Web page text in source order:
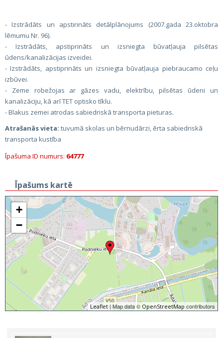
- Izstrādāts un apstirināts detālplānojums (2007.gada 23.oktobra
lēmumu Nr. 96).
- Izstrādāts, apstiprināts un izsniegta būvatļauja pilsētas
ūdens/kanalizācijas izveidei.
- Izstrādāts, apstiprināts un izsniegta būvatļauja piebraucamo ceļu
izbūvei.
- Zeme robežojas ar gāzes vadu, elektrību, pilsētas ūdeni un
kanalizāciju, kā arī TET optisko tīklu.
- Blakus zemei atrodas sabiedriskā transporta pieturas.
Atrašanās vieta: tuvumā skolas un bērnudārzi, ērta sabiedriskā
transporta kustība
Īpašuma ID numurs: 64777
Īpašums kartē
+
−
Leaflet| Map data © OpenStreetMap contributors